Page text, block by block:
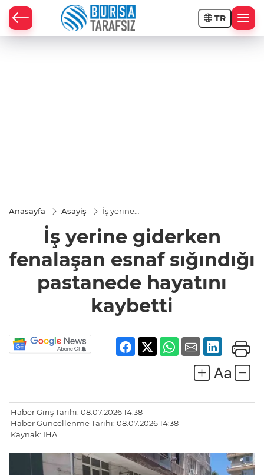
TR
Anasayfa Asayiş
İş yerine
esnaf
sığındığı
pastanede
hayatını
kaybetti
İş yerine giderken
fenalaşan esnaf sığındığı
pastanede hayatını
kaybetti
Haber Giriş Tarihi: 08.07.2026 14:38
Haber Güncellenme Tarihi: 08.07.2026 14:38
Kaynak: İHA